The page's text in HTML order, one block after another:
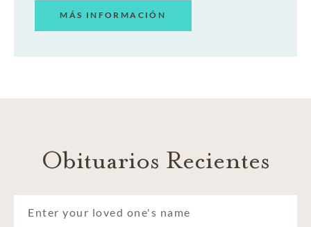
MÁS INFORMACIÓN
Obituarios Recientes